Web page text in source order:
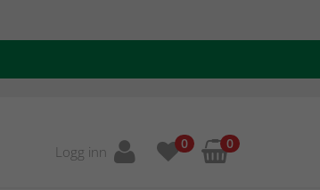
Logg inn 0 0